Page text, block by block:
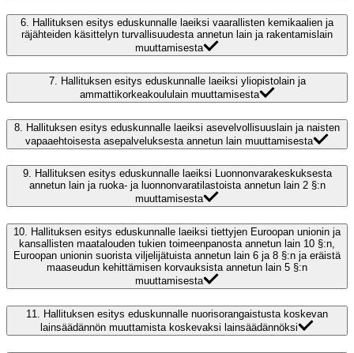
6. Hallituksen esitys eduskunnalle laeiksi vaarallisten kemikaalien ja
räjähteiden käsittelyn turvallisuudesta annetun lain ja rakentamislain
muuttamisesta
7. Hallituksen esitys eduskunnalle laeiksi yliopistolain ja
ammattikorkeakoululain muuttamisesta
8.
Hallituksen esitys eduskunnalle laeiksi asevelvollisuuslain ja naisten
vapaaehtoisesta asepalveluksesta annetun lain muuttamisesta
9. Hallituksen esitys eduskunnalle laeiksi Luonnonvarakeskuksesta
annetun lain ja ruoka- ja luonnonvaratilastoista annetun lain 2 §:n
muuttamisesta
10. Hallituksen esitys eduskunnalle laeiksi tiettyjen Euroopan unionin ja
kansallisten maatalouden tukien toimeenpanosta annetun lain 10 §:n,
Euroopan unionin suorista viljelijätuista annetun lain 6 ja 8 §:n ja eräistä
maaseudun kehittämisen korvauksista annetun lain 5 §:n
muuttamisesta
11.
Hallituksen esitys eduskunnalle nuorisorangaistusta koskevan
lainsäädännön muuttamista koskevaksi lainsäädännöksi